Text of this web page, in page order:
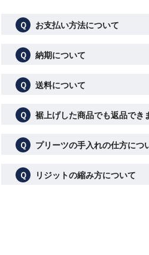
Ｑ お支払い方法について
Ｑ 納期について
Ｑ 送料について
Ｑ 裾上げした商品でも返品でき
Ｑ プリーツの手入れの仕方につ
Ｑ リジットの縮み方について